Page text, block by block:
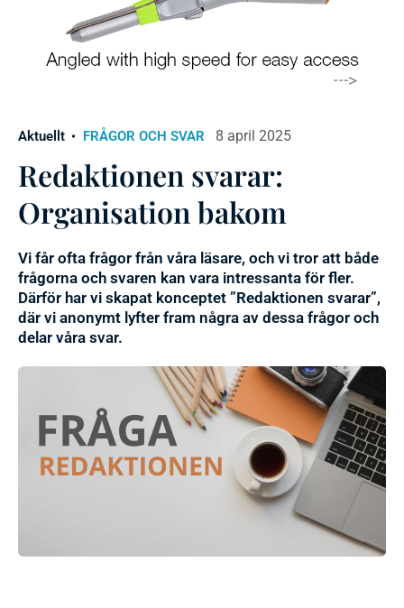
Aktuellt FRÅGOR OCH SVAR 8 april 2025
Redaktionen svarar:
Organisation bakom
Vi får ofta frågor från våra läsare, och vi tror att både
frågorna och svaren kan vara intressanta för fler.
Därför har vi skapat konceptet ”Redaktionen svarar”,
där vi anonymt lyfter fram några av dessa frågor och
delar våra svar.